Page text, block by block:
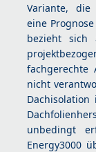
Variante, die
eine
bezieht sich
fachgerechte
nicht
unbedingt
Energy3000